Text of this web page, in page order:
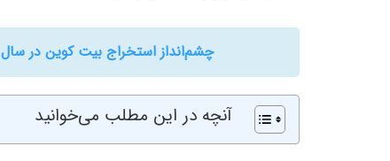
چشم‌انداز استخراج بیت کوین در سال ۲۰۲۳؛ آیا چراغ دستگاه‌های ماینر روشن می‌ماند؟
آنچه در این مطلب می‌خوانید